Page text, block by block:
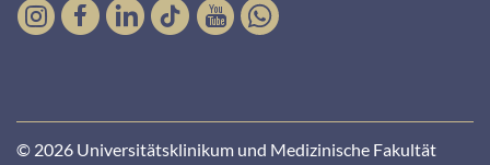
© 2026 Universitätsklinikum und Medizinische Fakultät